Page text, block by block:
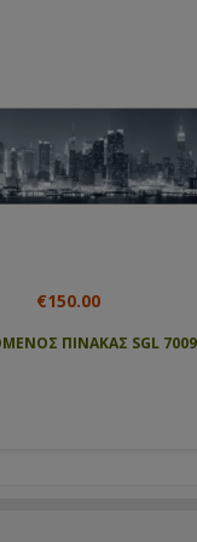
€120.00
ΠΙΝΑΚΑΣ SGL 7013
€5.00